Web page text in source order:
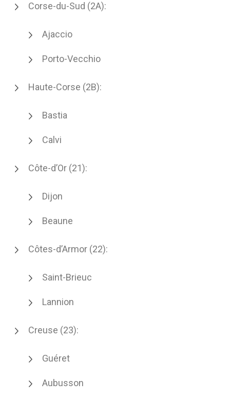
Corse-du-Sud (2A):
Ajaccio
Porto-Vecchio
Haute-Corse (2B):
Bastia
Calvi
Côte-d’Or (21):
Dijon
Beaune
Côtes-d’Armor (22):
Saint-Brieuc
Lannion
Creuse (23):
Guéret
Aubusson